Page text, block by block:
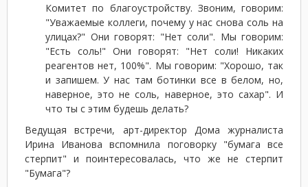
Комитет по благоустройству. Звоним, говорим:
"Уважаемые коллеги, почему у нас снова соль на
улицах?" Они говорят: "Нет соли". Мы говорим:
"Есть соль!" Они говорят: "Нет соли! Никаких
реагентов нет, 100%". Мы говорим: "Хорошо, так
и запишем. У нас там ботинки все в белом, но,
наверное, это не соль, наверное, это сахар". И
что ты с этим будешь делать?
Ведущая встречи, арт-директор Дома журналиста
Ирина Иванова вспомнила поговорку "бумага все
стерпит" и поинтересовалась, что же не стерпит
"Бумага"?